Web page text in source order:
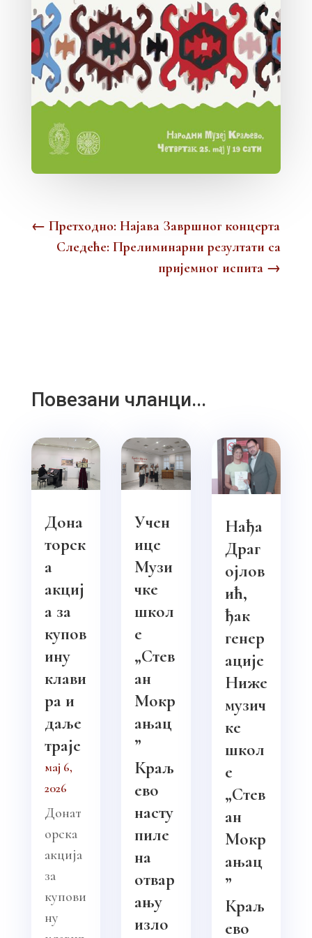
← Претходно: Најава Завршног концерта
Следеће: Прелиминарни резултати са
пријемног испита →
Повезани чланци...
Дона
торск
а
акциј
а за
купов
ину
клави
ра и
даље
траје
мај 6,
2026
Донат
орска
акција
за
купови
ну
Учен
ице
Музи
чке
школ
е
„Стев
ан
Мокр
ањац
”
Краљ
ево
насту
пиле
на
отвар
ању
изло
Нађа
Драг
ојлов
ић,
ђак
генер
ације
Ниже
музич
ке
школ
е
„Стев
ан
Мокр
ањац
”
Краљ
ево